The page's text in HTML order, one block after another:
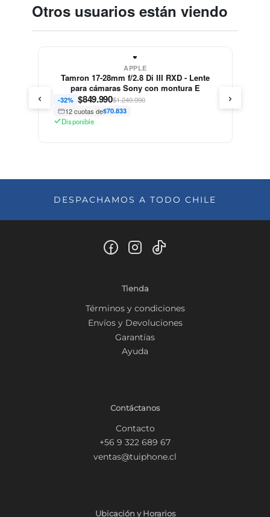
Otros usuarios están viendo
APPLE
Tamron 17-28mm f/2.8 Di III RXD - Lente
para cámaras Sony con montura E
-32% $849.990$1.249.990
12 cuotas de$70.833
Disponible
‹ ›
DESPACHAMOS A TODO CHILE
Tienda
Términos y condiciones
Envíos y Devoluciones
Garantías
Ayuda
Contáctanos
Contacto
+56 9 322 689 67
ventas@tuiphone.cl
Ubicación y Horarios